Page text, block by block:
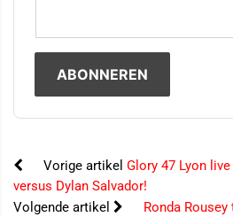
Vorige artikel Glory 47 Lyon
versus Dylan Salvador!
Volgende artikel
Ronda